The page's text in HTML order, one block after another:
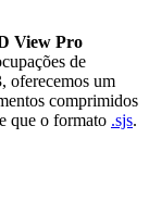
View Pro
de
oferecemos um
comprimidos
que o formato .sjs.